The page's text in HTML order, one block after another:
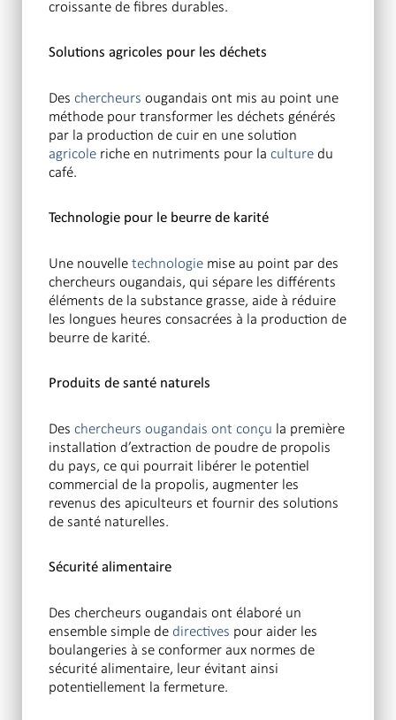
croissante de fibres durables.
Solutions agricoles pour les déchets
Des chercheurs ougandais ont mis au point une
méthode pour transformer les déchets générés
par la production de cuir en une solution
agricole riche en nutriments pour la culture du
café.
Technologie pour le beurre de karité
Une nouvelletechnologie mise au point par des
chercheurs ougandais, qui sépare les différents
éléments de la substance grasse, aide à réduire
les longues heures consacrées à la production de
beurre de karité.
Produits de santé naturels
Des chercheurs ougandais ont conçu la première
installation d’extraction de poudre de propolis
du pays, ce qui pourrait libérer le potentiel
commercial de la propolis, augmenter les
revenus des apiculteurs et fournir des solutions
de santé naturelles.
Sécurité alimentaire
Des chercheurs ougandais ont élaboré un
ensemble simple de directives pour aider les
boulangeries à se conformer aux normes de
sécurité alimentaire, leur évitant ainsi
potentiellement la fermeture.